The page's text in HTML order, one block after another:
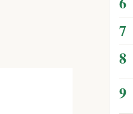
7
8
9